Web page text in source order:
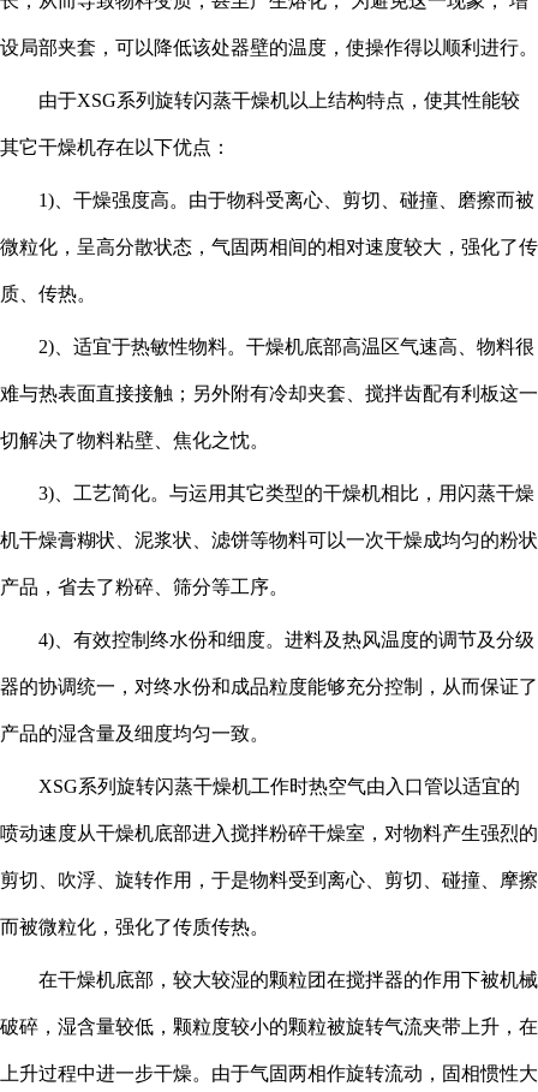
设局部夹套，可以降低该处器壁的温度，使操作得以顺利进行。
由于XSG系列旋转闪蒸干燥机以上结构特点，使其性能较
其它干燥机存在以下优点：
1)、干燥强度高。由于物科受离心、剪切、碰撞、磨擦而被
微粒化，呈高分散状态，气固两相间的相对速度较大，强化了传
质、传热。
2)、适宜于热敏性物料。干燥机底部高温区气速高、物料很
难与热表面直接接触；另外附有冷却夹套、搅拌齿配有利板这一
切解决了物料粘壁、焦化之忱。
3)、工艺简化。与运用其它类型的干燥机相比，用闪蒸干燥
机干燥膏糊状、泥浆状、滤饼等物料可以一次干燥成均匀的粉状
产品，省去了粉碎、筛分等工序。
4)、有效控制终水份和细度。进料及热风温度的调节及分级
器的协调统一，对终水份和成品粒度能够充分控制，从而保证了
产品的湿含量及细度均匀一致。
XSG系列旋转闪蒸干燥机工作时热空气由入口管以适宜的
喷动速度从干燥机底部进入搅拌粉碎干燥室，对物料产生强烈的
剪切、吹浮、旋转作用，于是物料受到离心、剪切、碰撞、摩擦
而被微粒化，强化了传质传热。
在干燥机底部，较大较湿的颗粒团在搅拌器的作用下被机械
破碎，湿含量较低，颗粒度较小的颗粒被旋转气流夹带上升，在
上升过程中进一步干燥。由于气固两相作旋转流动，固相惯性大